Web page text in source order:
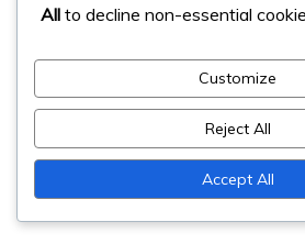
Păstrarea Milestone-urilor
Evenimentului: Strategii
menținerea
absențelor, Sfaturi
06/03/2026 Ingrid Halvorsen
All to decline non-essential
Customize
Reject All
Accept All